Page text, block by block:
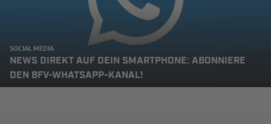
SOCIAL MEDIA
NEWS DIREKT AUF DEIN SMARTPHONE: ABONNIERE
DEN BFV-WHATSAPP-KANAL!